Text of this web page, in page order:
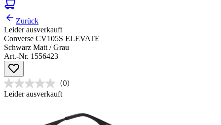
Zurück
Leider ausverkauft
Converse CV105S ELEVATE
Schwarz Matt / Grau
Art.-Nr. 1556423
(0)
Leider ausverkauft